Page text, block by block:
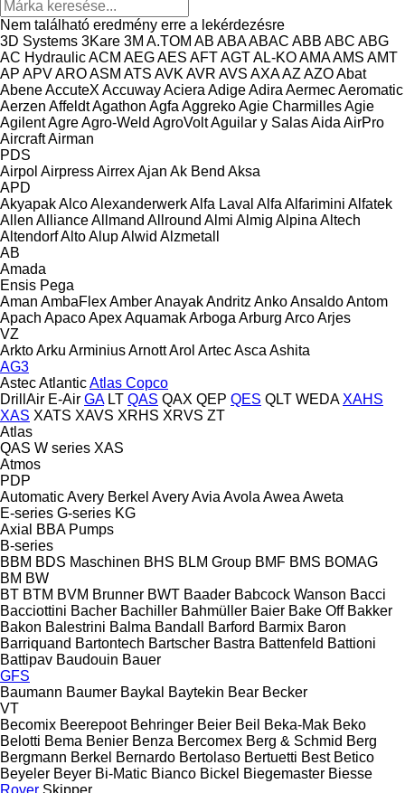
Nem található eredmény erre a lekérdezésre
3D Systems 3Kare 3M A.TOM AB ABAABAC ABB ABC ABG
AC HydraulicACM AEGAES AFTAGTAL-KOAMAAMS AMT
AP APVAROASM ATS AVK AVR AVS AXAAZ AZOAbat
AbeneAccuteX AccuwayAciera AdigeAdira AermecAeromatic
Aerzen AffeldtAgathon Agfa AggrekoAgie CharmillesAgie
AgilentAgreAgro-Weld AgroVoltAguilar y SalasAida AirPro
AircraftAirman
PDS
Airpol AirpressAirrexAjan Ak Bend Aksa
APD
AkyapakAlcoAlexanderwerkAlfa Laval Alfa Alfarimini Alfatek
Allen AllianceAllmand Allround Almi Almig Alpina Altech
AltendorfAltoAlupAlwid Alzmetall
AB
Amada
Ensis Pega
Aman AmbaFlexAmberAnayakAndritz AnkoAnsaldoAntom
Apach ApacoApexAquamakArboga Arburg ArcoArjes
VZ
ArktoArku ArminiusArnottArol ArtecAsca Ashita
AG3
AstecAtlanticAtlas Copco
DrillAir E-Air GA LT QAS QAX QEP QES QLT WEDA XAHS
XAS XATS XAVS XRHS XRVS ZT
Atlas
QAS W series XAS
Atmos
PDP
AutomaticAvery Berkel AveryAvia Avola Awea Aweta
E-series G-series KG
Axial
BBA Pumps
B-series
BBM BDS Maschinen BHS BLM Group BMF BMS BOMAG
BM BW
BT BTM BVM Brunner BWT Baader Babcock Wanson Bacci
Bacciottini Bacher Bachiller Bahmüller Baier Bake Off Bakker
Bakon Balestrini Balma Bandall Barford Barmix Baron
Barriquand Bartontech Bartscher Bastra Battenfeld Battioni
Battipav Baudouin Bauer
GFS
Baumann Baumer Baykal Baytekin Bear Becker
VT
Becomix Beerepoot Behringer Beier Beil Beka-Mak Beko
Belotti Bema Benier Benza Bercomex Berg & Schmid Berg
Bergmann Berkel Bernardo Bertolaso Bertuetti Best Betico
Beyeler Beyer Bi-Matic Bianco Bickel Biegemaster Biesse
Rover Skipper